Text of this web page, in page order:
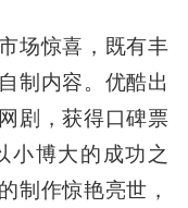
场惊喜，既有丰
制内容。优酷出
剧，获得口碑票
小博大的成功之
制作惊艳亮世，